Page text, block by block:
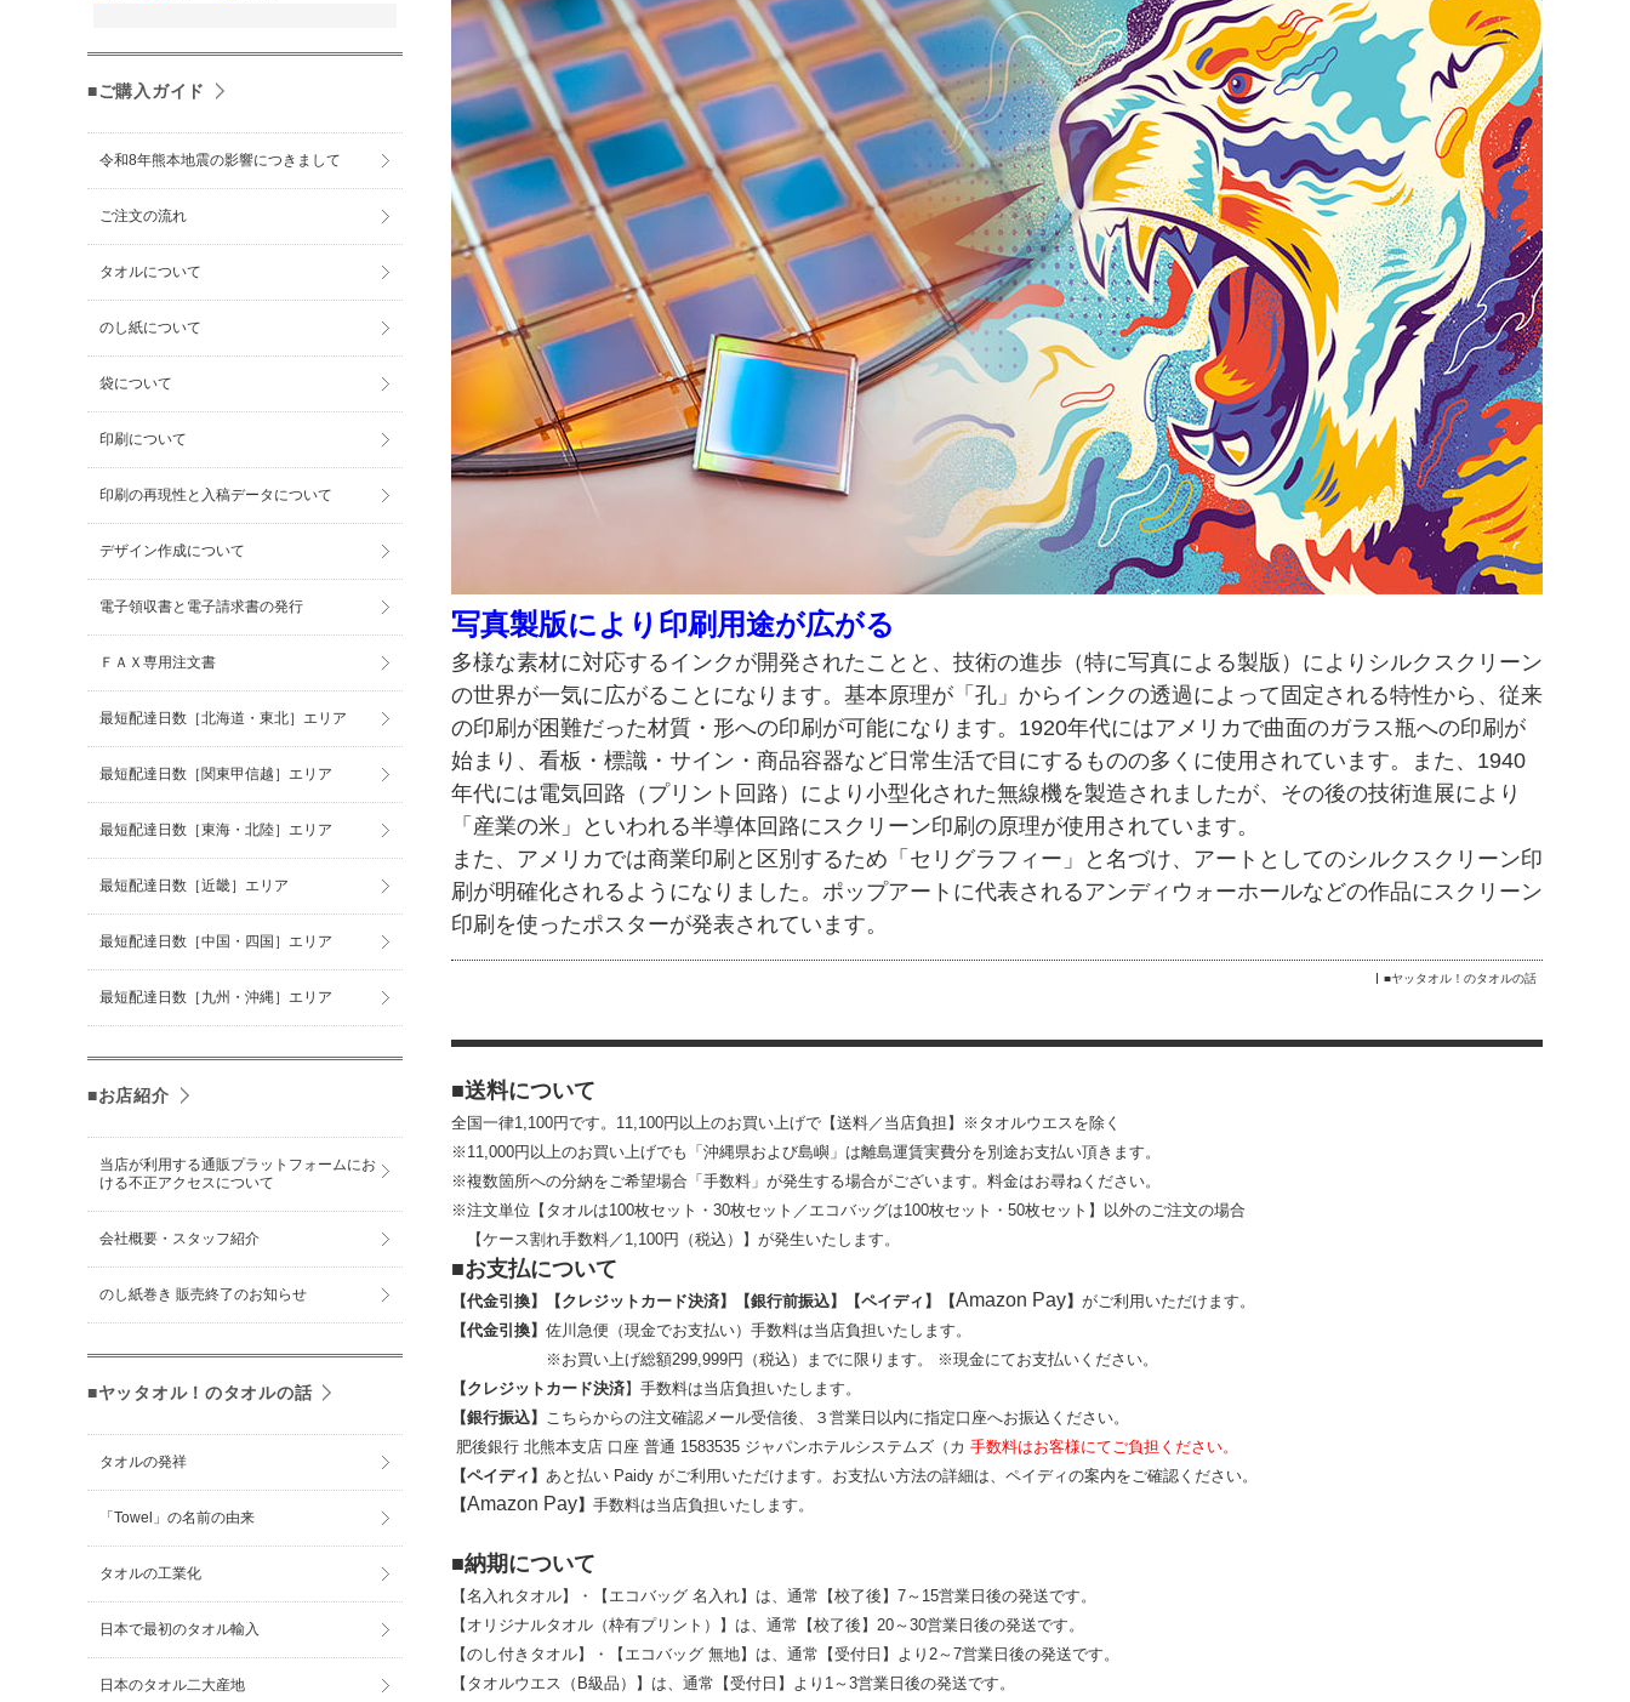
写真製版により印刷用途が広がる
多様な素材に対応するインクが開発されたことと、技術の進歩（特に写真による製版）によりシルクスクリーン
の世界が一気に広がることになります。基本原理が「孔」からインクの透過によって固定される特性から、従来
の印刷が困難だった材質・形への印刷が可能になります。1920年代にはアメリカで曲面のガラス瓶への印刷が
始まり、看板・標識・サイン・商品容器など日常生活で目にするものの多くに使用されています。また、1940
年代には電気回路（プリント回路）により小型化された無線機を製造されましたが、その後の技術進展により
「産業の米」といわれる半導体回路にスクリーン印刷の原理が使用されています。
また、アメリカでは商業印刷と区別するため「セリグラフィー」と名づけ、アートとしてのシルクスクリーン印
刷が明確化されるようになりました。ポップアートに代表されるアンディウォーホールなどの作品にスクリーン
印刷を使ったポスターが発表されています。
■ヤッタオル！のタオルの話
■送料について
全国一律1,100円です。11,100円以上のお買い上げで【送料／当店負担】※タオルウエスを除く
※11,000円以上のお買い上げでも「沖縄県および島嶼」は離島運賃実費分を別途お支払い頂きます。
※複数箇所への分納をご希望場合「手数料」が発生する場合がございます。料金はお尋ねください。
※注文単位【タオルは100枚セット・30枚セット／エコバッグは100枚セット・50枚セット】以外のご注文の場合
【ケース割れ手数料／1,100円（税込）】が発生いたします。
■お支払について
【代金引換】【クレジットカード決済】【銀行前振込】 【ペイディ】 【Amazon Pay】 がご利用いただけます。
【代金引換】 佐川急便（現金でお支払い） 手数料は当店負担いたします。
※お買い上げ総額299,999円（税込）までに限ります。 ※現金にてお支払いください。
【クレジットカード決済】手数料は当店負担いたします。
【銀行振込】 こちらからの注文確認メール受信後、３営業日以内に指定口座へお振込ください。
肥後銀行 北熊本支店 口座 普通 1583535 ジャパンホテルシステムズ（カ 手数料はお客様にてご負担ください。
【ペイディ】 あと払い Paidy がご利用いただけます。お支払い方法の詳細は、ペイディの案内をご確認ください。
【Amazon Pay】 手数料は当店負担いたします。
■納期について
【名入れタオル】・【エコバッグ 名入れ】は、通常【校了後】7～15営業日後の発送です。
【オリジナルタオル（枠有プリント）】は、通常【校了後】20～30営業日後の発送です。
【のし付きタオル】・【エコバッグ 無地】は、通常【受付日】より2～7営業日後の発送です。
【タオルウエス（B級品）】は、通常【受付日】より1～3営業日後の発送です。
■ご購入ガイド
令和8年熊本地震の影響につきまして
ご注文の流れ
タオルについて
のし紙について
袋について
印刷について
印刷の再現性と入稿データについて
デザイン作成について
電子領収書と電子請求書の発行
ＦＡＸ専用注文書
最短配達日数［北海道・東北］エリア
最短配達日数［関東甲信越］エリア
最短配達日数［東海・北陸］エリア
最短配達日数［近畿］エリア
最短配達日数［中国・四国］エリア
最短配達日数［九州・沖縄］エリア
■お店紹介
当店が利用する通販プラットフォームにお
ける不正アクセスについて
会社概要・スタッフ紹介
のし紙巻き 販売終了のお知らせ
■ヤッタオル！のタオルの話
タオルの発祥
「Towel」の名前の由来
タオルの工業化
日本で最初のタオル輸入
日本のタオル二大産地